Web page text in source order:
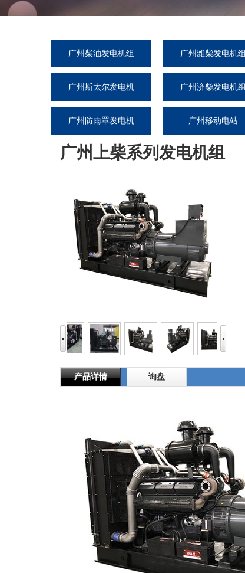
广州柴油发电机组 广州潍柴发电机组
广州斯太尔发电机
组
广州济柴发电机组
广州防雨罩发电机
广州移动电站
广州上柴系列发电机组
产品详情 询盘